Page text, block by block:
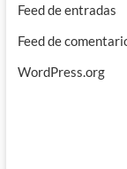
Feed de entradas
Feed de
WordPress.org